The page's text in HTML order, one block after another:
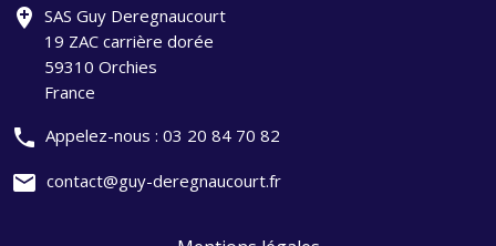
add_location SAS Guy Deregnaucourt
19 ZAC carrière dorée
59310 Orchies
France
phone Appelez-nous : 03 20 84 70 82
mail contact@guy-deregnaucourt.fr